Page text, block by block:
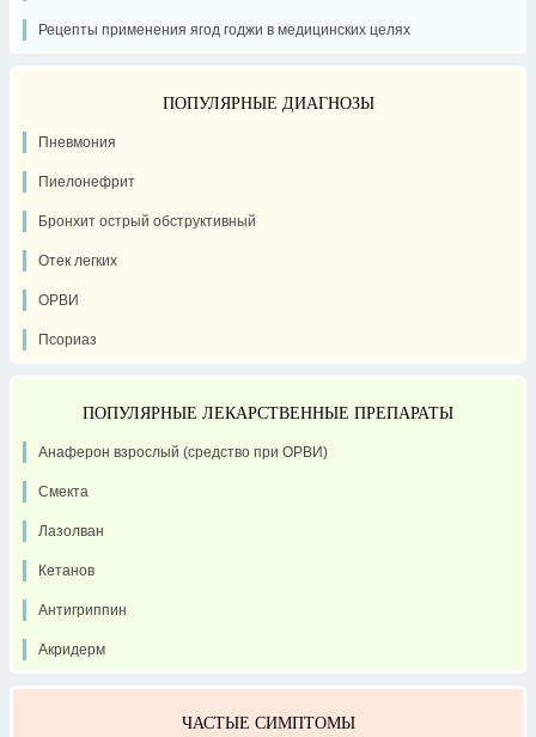
Рецепты применения ягод годжи в медицинских целях
ПОПУЛЯРНЫЕ ДИАГНОЗЫ
Пневмония
Пиелонефрит
Бронхит острый обструктивный
Отек легких
ОРВИ
Псориаз
ПОПУЛЯРНЫЕ ЛЕКАРСТВЕННЫЕ ПРЕПАРАТЫ
Анаферон взрослый (средство при ОРВИ)
Смекта
Лазолван
Кетанов
Антигриппин
Акридерм
ЧАСТЫЕ СИМПТОМЫ